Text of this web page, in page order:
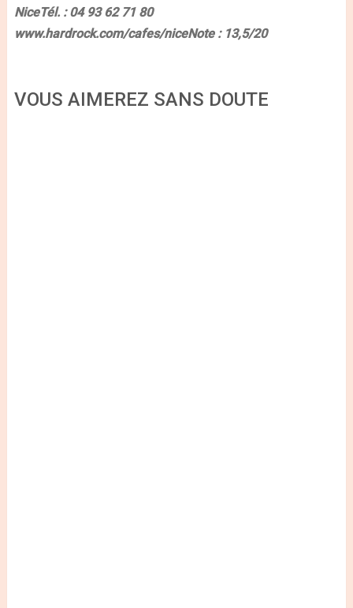
NiceTél. : 04 93 62 71 80
www.hardrock.com/cafes/niceNote : 13,5/20
VOUS AIMEREZ SANS DOUTE